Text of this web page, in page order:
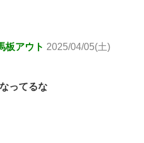
板アウト 2025/04/05(土)
ってるな